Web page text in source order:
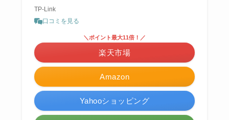
TP-Link
口コミを見る
Amazon
＼ポイント最大11倍！／
楽天市場
Yahooショッピング